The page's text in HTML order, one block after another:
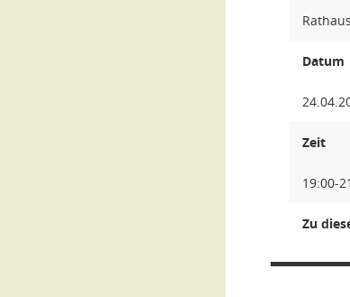
Datum
Zeit
19:00-
Zu